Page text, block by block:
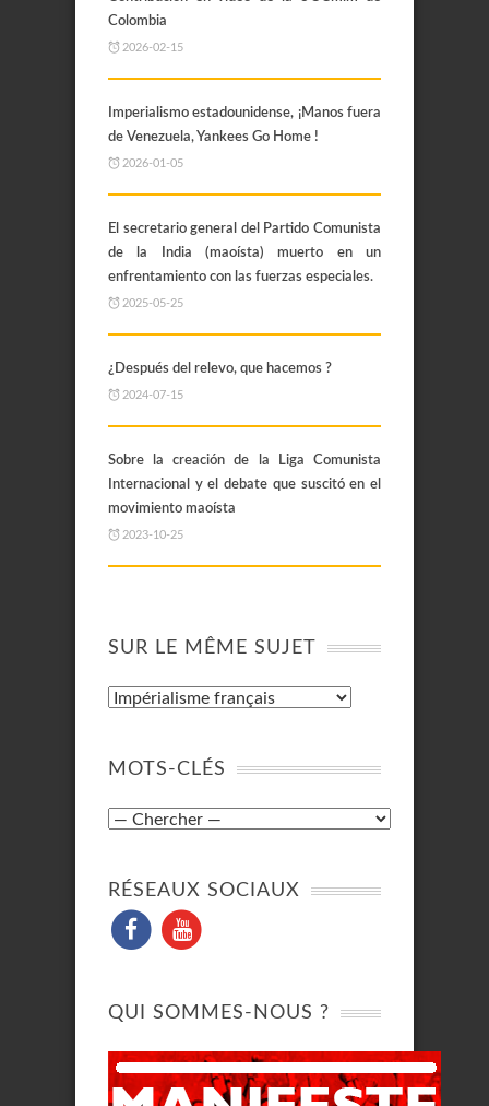
Colombia
2026-02-15
Imperialismo estadounidense, ¡Manos fuera
de Venezuela, Yankees Go Home !
2026-01-05
El secretario general del Partido Comunista
de la India (maoísta) muerto en un
enfrentamiento con las fuerzas especiales.
2025-05-25
¿Después del relevo, que hacemos ?
2024-07-15
Sobre la creación de la Liga Comunista
Internacional y el debate que suscitó en el
movimiento maoísta
2023-10-25
SUR LE MÊME SUJET
MOTS-CLÉS
RÉSEAUX SOCIAUX
QUI SOMMES-NOUS ?